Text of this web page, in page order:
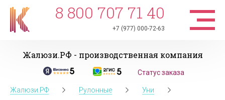
8 800 707 71 40
+7 (977) 000-72-63
Жалюзи.РФ - производственная компания
Статус заказа
Жалюзи.РФ Рулонные
Уни